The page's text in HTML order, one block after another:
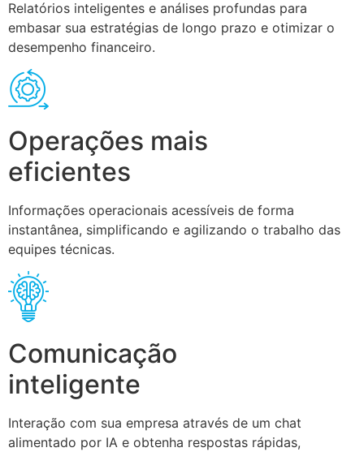
Relatórios inteligentes e análises profundas para
embasar sua estratégias de longo prazo e otimizar o
desempenho financeiro.
Operações mais
eficientes
Informações operacionais acessíveis de forma
instantânea, simplificando e agilizando o trabalho das
equipes técnicas.
Comunicação
inteligente
Interação com sua empresa através de um chat
alimentado por IA e obtenha respostas rápidas,